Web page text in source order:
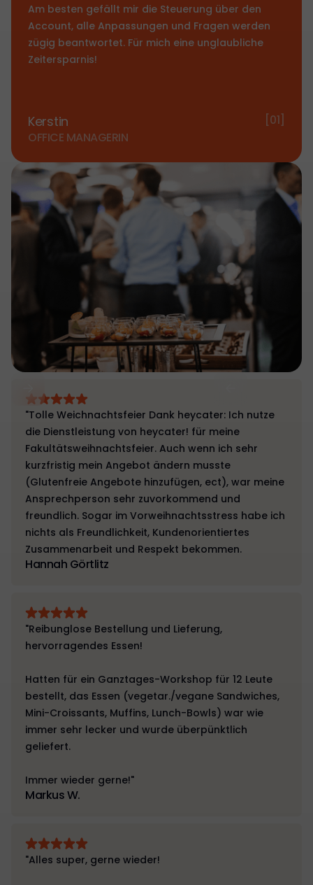
Am besten gefällt mir die Steuerung über den
Account, alle Anpassungen und Fragen werden
zügig beantwortet. Für mich eine unglaubliche
Zeitersparnis!
Kerstin
OFFICE MANAGERIN
[01]
"Tolle Weichnachtsfeier Dank heycater: Ich nutze
die Dienstleistung von heycater! für meine
Fakultätsweihnachtsfeier. Auch wenn ich sehr
kurzfristig mein Angebot ändern musste
(Glutenfreie Angebote hinzufügen, ect), war meine
Ansprechperson sehr zuvorkommend und
freundlich. Sogar im Vorweihnachtsstress habe ich
nichts als Freundlichkeit, Kundenorientiertes
Zusammenarbeit und Respekt bekommen.
Hannah Görtlitz
"Reibunglose Bestellung und Lieferung,
hervorragendes Essen!
Hatten für ein Ganztages-Workshop für 12 Leute
bestellt, das Essen (vegetar./vegane Sandwiches,
Mini-Croissants, Muffins, Lunch-Bowls) war wie
immer sehr lecker und wurde überpünktlich
geliefert.
Immer wieder gerne!"
Markus W.
"Alles super, gerne wieder!